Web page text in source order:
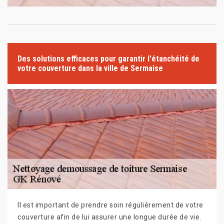
Des solutions efficaces pour garantir l'étanchéité de
votre couverture dans la ville de Sermaise
Il est important de prendre soin régulièrement de votre
couverture afin de lui assurer une longue durée de vie.